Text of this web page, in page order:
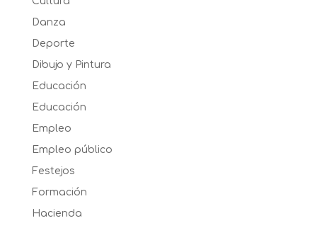
Danza
Deporte
Dibujo y Pintura
Educación
Educación
Empleo
Empleo público
Festejos
Formación
Hacienda